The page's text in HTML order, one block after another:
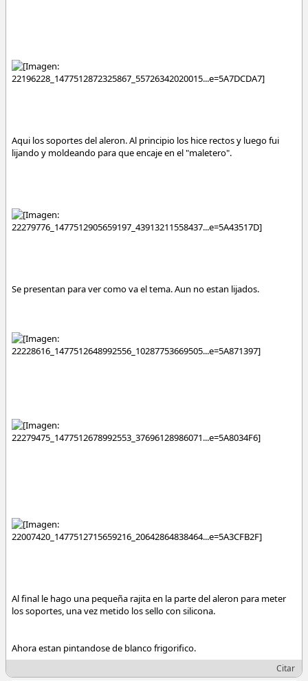
Aqui los soportes del aleron. Al principio los hice rectos y luego fui
lijando y moldeando para que encaje en el "maletero".
Se presentan para ver como va el tema. Aun no estan lijados.
Al final le hago una pequeña rajita en la parte del aleron para meter
los soportes, una vez metido los sello con silicona.
Ahora estan pintandose de blanco frigorifico.
Citar